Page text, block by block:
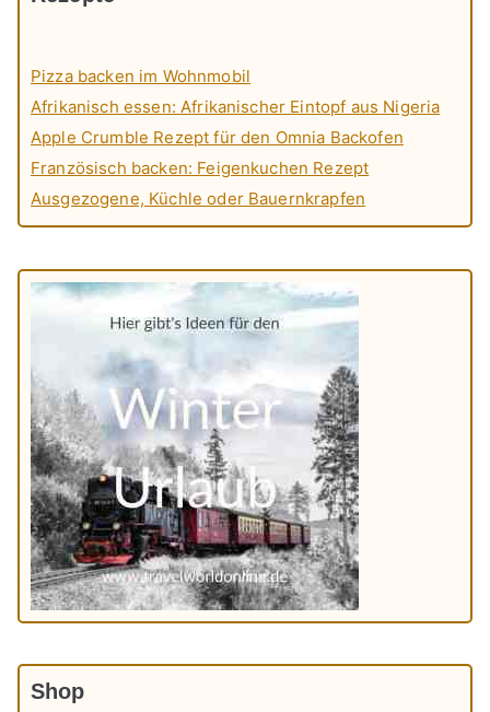
Pizza backen im Wohnmobil
Afrikanisch essen: Afrikanischer Eintopf aus Nigeria
Apple Crumble Rezept für den Omnia Backofen
Französisch backen: Feigenkuchen Rezept
Ausgezogene, Küchle oder Bauernkrapfen
Shop